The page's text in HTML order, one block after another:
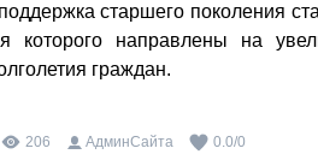
старшего поколения
которого направлены на
граждан.
206 АдминСайта 0.0/0